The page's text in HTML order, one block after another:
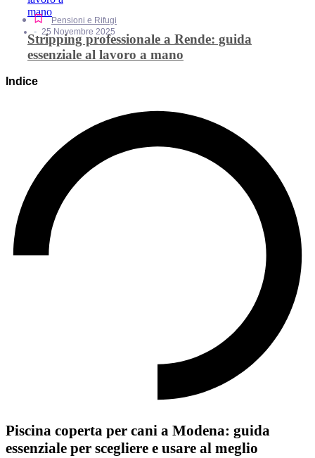
Stripping professionale a Rende: guida
essenziale al lavoro a mano
Pensioni e Rifugi
- 25 Novembre 2025
Indice
Piscina coperta per cani a Modena: guida
essenziale per scegliere e usare al meglio